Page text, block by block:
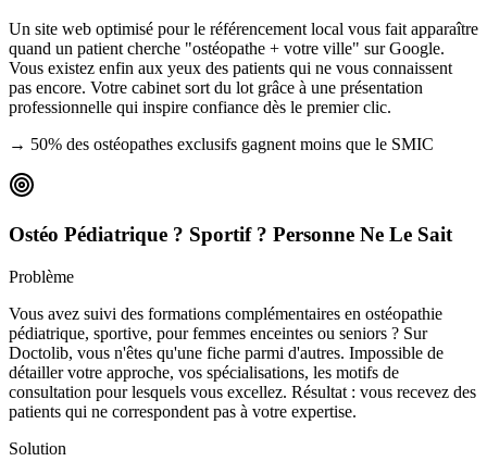
Un site web optimisé pour le référencement local vous fait apparaître
quand un patient cherche "ostéopathe + votre ville" sur Google.
Vous existez enfin aux yeux des patients qui ne vous connaissent
pas encore. Votre cabinet sort du lot grâce à une présentation
professionnelle qui inspire confiance dès le premier clic.
→ 50% des ostéopathes exclusifs gagnent moins que le SMIC
Ostéo Pédiatrique ? Sportif ? Personne Ne Le Sait
Problème
Vous avez suivi des formations complémentaires en ostéopathie
pédiatrique, sportive, pour femmes enceintes ou seniors ? Sur
Doctolib, vous n'êtes qu'une fiche parmi d'autres. Impossible de
détailler votre approche, vos spécialisations, les motifs de
consultation pour lesquels vous excellez. Résultat : vous recevez des
patients qui ne correspondent pas à votre expertise.
Solution